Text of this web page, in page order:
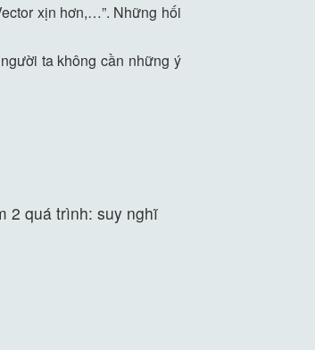
xịn hơn,…”. Những hối
ta không cần những ý
2 quá trình: suy nghĩ